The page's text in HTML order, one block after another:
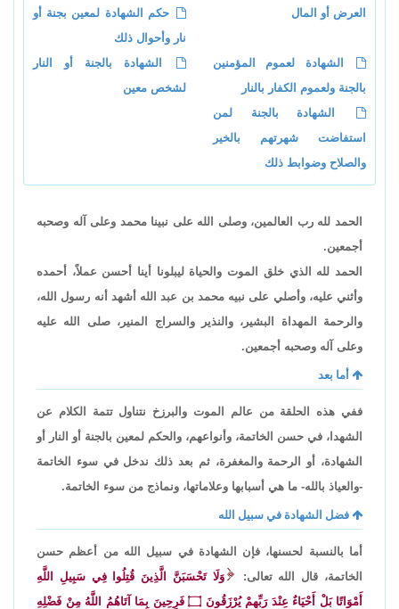
العرض أو المال
حكم الشهادة لمعين بجنة أو
نار وأحوال ذلك
الشهادة لعموم المؤمنين
بالجنة ولعموم الكفار بالنار
الشهادة بالجنة أو النار
لشخص معين
الشهادة بالجنة لمن
استفاضت شهرتهم بالخير
والصلاح وضوابط ذلك
الحمد لله رب العالمين، وصلى الله على نبينا محمد وعلى آله وصحبه
أجمعين.
الحمد لله الذي خلق الموت والحياة ليبلونا أينا أحسن عملاً، أحمده
وأثني عليه، وأصلي على نبيه محمد بن عبد الله أشهد أنه رسول الله،
والرحمة المهداة البشير، والنذير والسراج المنير، صلى الله عليه
وعلى آله وصحبه أجمعين.
أما بعد
ففي هذه الحلقة من عالم الموت والبرزخ نتناول تتمة الكلام عن
الشهدا، في حسن الخاتمة، وأنواعهم، والحكم لمعين بالجنة أو النار أو
الشهادة، أو الرحمة والمغفرة، ثم بعد ذلك ندخل في سوء الخاتمة
-والعياذ بالله- ما هي أسبابها وعلاماتها، ونماذج من سوء الخاتمة.
فضل الشهادة في سبيل الله
أما بالنسبة لحسنها، فإن الشهادة في سبيل الله من أعظم حسن
الخاتمة، قال الله تعالى:
وَلَا تَحْسَبَنَّ الَّذِينَ قُتِلُوا فِي سَبِيلِ اللَّهِ
أَمْوَاتًا بَلْ أَحْيَاءٌ عِنْدَ رَبِّهِمْ يُرْزَقُونَ ۝
فَرِحِينَ بِمَا آتَاهُمُ اللَّهُ مِنْ فَضْلِهِ